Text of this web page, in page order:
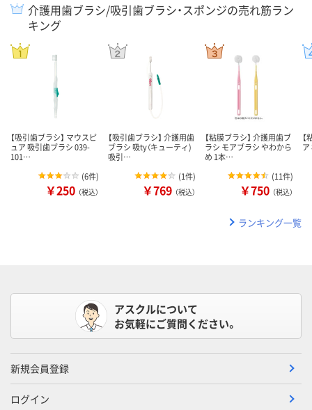
介護用歯ブラシ/吸引歯ブラシ・スポンジの売れ筋ラン
キング
【吸引歯ブラシ】 マウスピ
ュア 吸引歯ブラシ 039-
101…
(6件)
￥250 （税込）
【吸引歯ブラシ】 介護用歯
ブラシ 吸ty（キューティ)
吸引…
(1件)
￥769 （税込）
【粘膜ブラシ】 介護用歯ブ
ラシ モアブラシ やわから
め 1本…
(11件)
￥750 （税込）
ランキング一覧
アスクルについて
お気軽にご質問ください。
新規会員登録
ログイン